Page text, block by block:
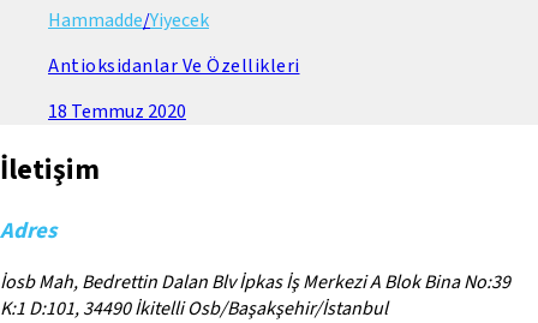
Hammadde/Yiyecek
Antioksidanlar Ve Özellikleri
18 Temmuz 2020
İletişim
Adres
İosb Mah, Bedrettin Dalan Blv İpkas İş Merkezi A Blok Bina No:39
K:1 D:101, 34490 İkitelli Osb/Başakşehir/İstanbul